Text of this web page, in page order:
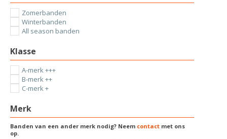
Zomerbanden
Winterbanden
All season banden
Klasse
A-merk +++
B-merk ++
C-merk +
Merk
Banden van een ander merk nodig? Neem contact met ons
op.